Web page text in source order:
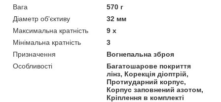
Вага
570 г
Діаметр об'єктиву
32 мм
Максимальна кратність
9 х
Мінімальна кратність
3
Призначення
Вогнепальна зброя
Особливості
Багатошарове покриття
лінз, Корекція діоптрій,
Протиударний корпус,
Корпус заповнений азотом,
Кріплення в комплекті